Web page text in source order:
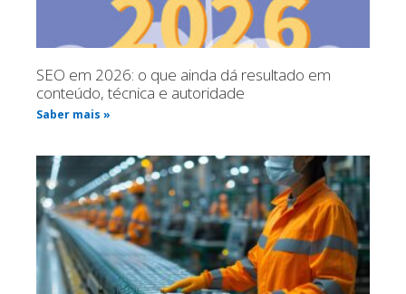
SEO em 2026: o que ainda dá resultado em
conteúdo, técnica e autoridade
Saber mais »